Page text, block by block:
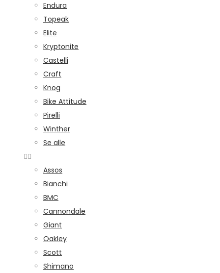
Endura
Topeak
Elite
Kryptonite
Castelli
Craft
Knog
Bike Attitude
Pirelli
Winther
Se alle
Assos
Bianchi
BMC
Cannondale
Giant
Oakley
Scott
Shimano